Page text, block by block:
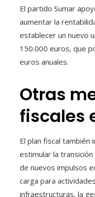
El partido Sumar
aumentar la
establecer un nuevo
150.000 euros, que
euros anuales.
Otras
fiscales
El plan fiscal también
estimular la
de nuevos impulsos
carga para
infraestructuras, la